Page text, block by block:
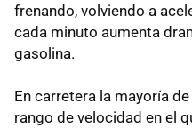
frenando, volviendo a
cada minuto aumenta
gasolina.
En carretera la mayoría
rango de velocidad en el